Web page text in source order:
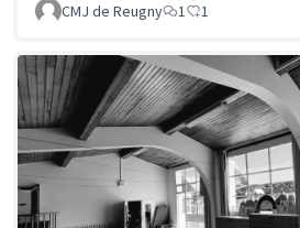
CMJ de Reugny
1 1